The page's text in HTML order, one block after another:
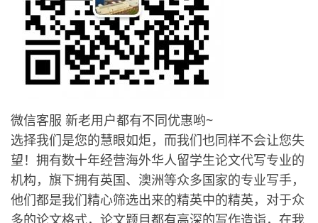
微信客服 新老用户都有不同优惠哟~
选择我们是您的慧眼如炬，而我们也同样不会让您失
望！拥有数十年经营海外华人留学生论文代写专业的
机构，旗下拥有英国、澳洲等众多国家的专业写手，
他们都是我们精心筛选出来的精英中的精英，对于众
多的论文格式，论文题目都有高深的写作造诣，在我